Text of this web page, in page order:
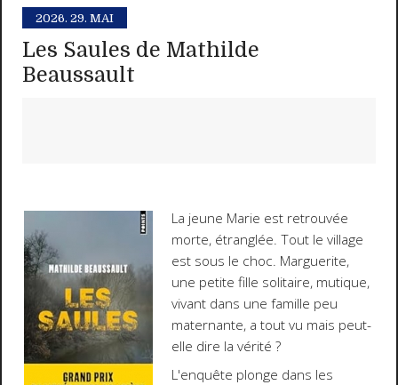
2026. 29. MAI
Les Saules de Mathilde
Beaussault
La jeune Marie est retrouvée
morte, étranglée. Tout le village
est sous le choc. Marguerite,
une petite fille solitaire, mutique,
vivant dans une famille peu
maternante, a tout vu mais peut-
elle dire la vérité ?
L'enquête plonge dans les